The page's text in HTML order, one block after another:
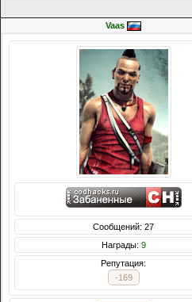
Vaas
Сообщений: 27
Награды: 9
Репутация:
-169